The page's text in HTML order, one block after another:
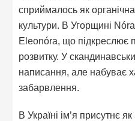
сприймалось як
культури. В Угорщині
Eleonóra, що підкреслює
розвитку. У
написання, але набуває
забарвлення.
В Україні ім’я присутнє